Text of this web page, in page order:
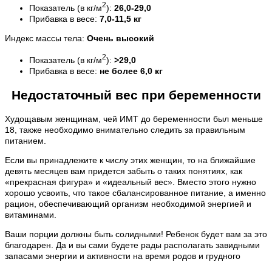
Показатель (в кг/м2): 26,0-29,0
Прибавка в весе: 7,0-11,5 кг
Индекс массы тела: Очень высокий
Показатель (в кг/м2): >29,0
Прибавка в весе: не более 6,0 кг
Недостаточный вес при беременности
Худощавым женщинам, чей ИМТ до беременности был меньше
18, также необходимо внимательно следить за правильным
питанием.
Если вы принадлежите к числу этих женщин, то на ближайшие
девять месяцев вам придется забыть о таких понятиях, как
«прекрасная фигура» и «идеальный вес». Вместо этого нужно
хорошо усвоить, что такое сбалансированное питание, а именно
рацион, обеспечивающий организм необходимой энергией и
витаминами.
Ваши порции должны быть солидными! Ребенок будет вам за это
благодарен. Да и вы сами будете рады располагать завидными
запасами энергии и активности на время родов и грудного